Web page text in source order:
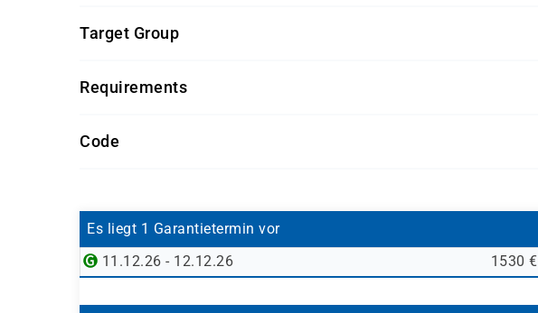
Grundlegendes Verständnis betrieblicher Produktionsprozesse
Erste Erfahrungen im Umgang mit SAP-Systemen sind hilfreich
Target Group
Mitarbeiter aus Produktionsplanung und Fertigungssteuerung
Key User im SAP-Umfeld
Requirements
Code
Es liegt 1 Garantietermin vor
11.12.26 - 12.12.26
1530 €